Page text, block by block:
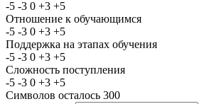
-5 -3 0 +3 +5
Отношение к обучающимся
-5 -3 0 +3 +5
Поддержка на этапах обучения
-5 -3 0 +3 +5
Сложность поступления
-5 -3 0 +3 +5
Символов осталось 300